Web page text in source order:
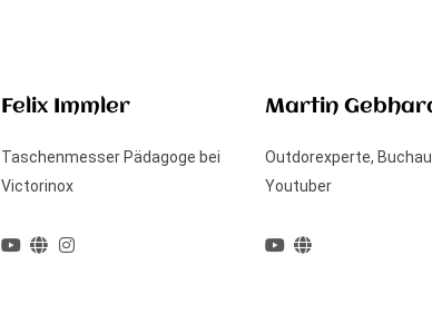
Felix Immler
Taschenmesser Pädagoge bei
Victorinox
Martin
Outdorexperte,
Youtuber